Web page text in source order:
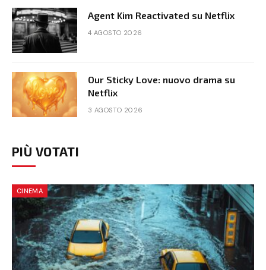
Agent Kim Reactivated su Netflix
4 AGOSTO 2026
Our Sticky Love: nuovo drama su
Netflix
3 AGOSTO 2026
PIÙ VOTATI
CINEMA